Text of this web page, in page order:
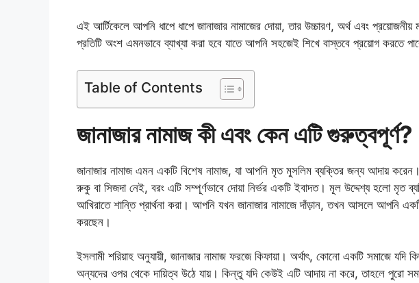
এই আর্টিকেলে আপনি ধাপে ধাপে জানাজার নামাজের দোয়া, তার উচ্চারণ, অর্থ এবং প্রয়োজনীয়
প্রতিটি অংশ এমনভাবে ব্যাখ্যা করা হবে যাতে আপনি সহজেই শিখে বাস্তবে প্রয়োগ করতে
Table of Contents
জানাজার নামাজ কী এবং কেন এটি গুরুত্বপূর্ণ?
জানাজার নামাজ এমন একটি বিশেষ নামাজ, যা আপনি মৃত মুসলিম ব্যক্তির জন্য আদায়
রুকু বা সিজদা নেই, বরং এটি সম্পূর্ণভাবে দোয়া নির্ভর একটি ইবাদত। মূল উদ্দেশ্য হলো মৃত
আখিরাতে শান্তি প্রার্থনা করা। আপনি যখন জানাজার নামাজে দাঁড়ান, তখন আসলে আপনি
করছেন।
ইসলামী শরিয়াহ অনুযায়ী, জানাজার নামাজ ফরজে কিফায়া। অর্থাৎ, কোনো একটি সমাজে
অন্যদের ওপর থেকে দায়িত্ব উঠে যায়। কিন্তু যদি কেউই এটি আদায় না করে, তাহলে পুরো